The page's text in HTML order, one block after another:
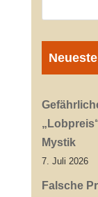
Mystik
7. Juli 2026
Falsche